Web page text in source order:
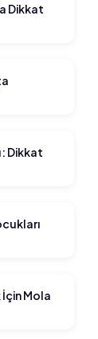
Dikkat
Dikkat
Mola